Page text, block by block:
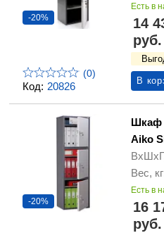
Код: 20826
-20%
(0)
Есть в
14
руб.
В
-20%
Шкаф
Aiko
Вес,
Есть в
16
руб.